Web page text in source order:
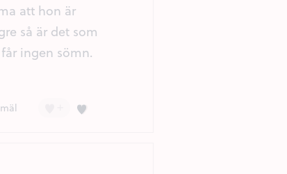
att hon är
så är det som
ingen sömn.
Kärlek (2)